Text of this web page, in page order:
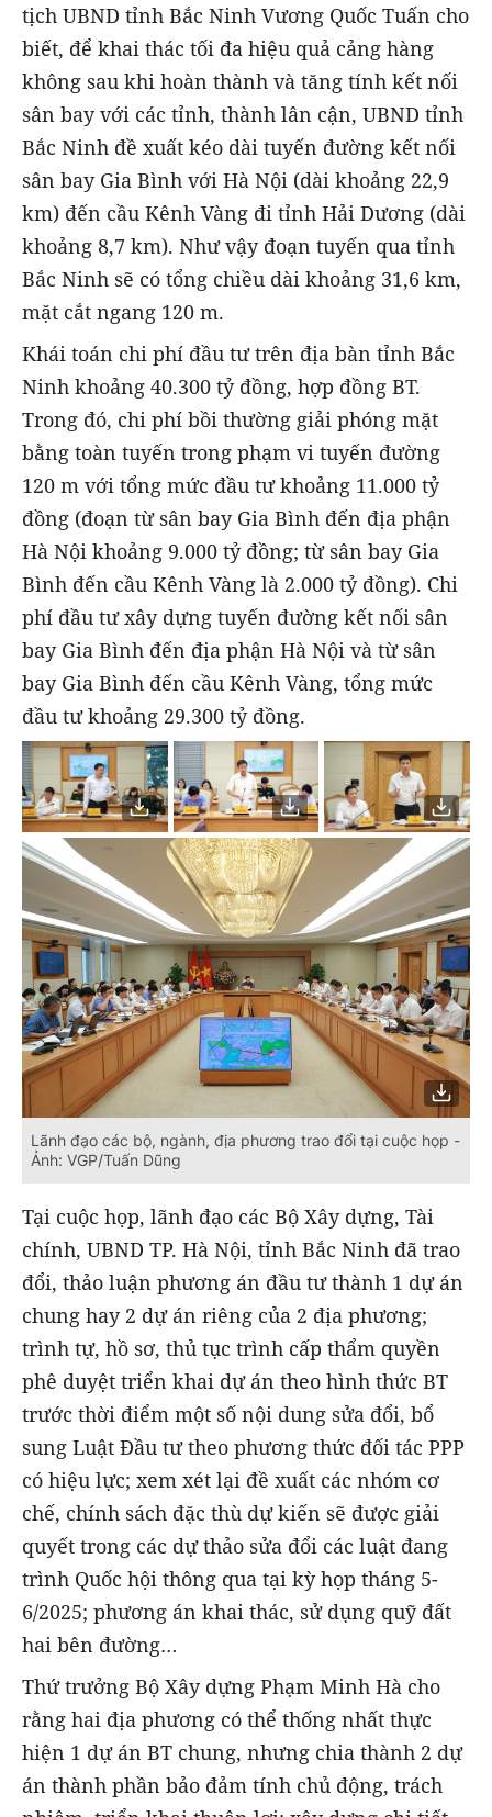
tịch UBND tỉnh Bắc Ninh Vương Quốc Tuấn cho
biết, để khai thác tối đa hiệu quả cảng hàng
không sau khi hoàn thành và tăng tính kết nối
sân bay với các tỉnh, thành lân cận, UBND tỉnh
Bắc Ninh đề xuất kéo dài tuyến đường kết nối
sân bay Gia Bình với Hà Nội (dài khoảng 22,9
km) đến cầu Kênh Vàng đi tỉnh Hải Dương (dài
khoảng 8,7 km). Như vậy đoạn tuyến qua tỉnh
Bắc Ninh sẽ có tổng chiều dài khoảng 31,6 km,
mặt cắt ngang 120 m.
Khái toán chi phí đầu tư trên địa bàn tỉnh Bắc
Ninh khoảng 40.300 tỷ đồng, hợp đồng BT.
Trong đó, chi phí bồi thường giải phóng mặt
bằng toàn tuyến trong phạm vi tuyến đường
120 m với tổng mức đầu tư khoảng 11.000 tỷ
đồng (đoạn từ sân bay Gia Bình đến địa phận
Hà Nội khoảng 9.000 tỷ đồng; từ sân bay Gia
Bình đến cầu Kênh Vàng là 2.000 tỷ đồng). Chi
phí đầu tư xây dựng tuyến đường kết nối sân
bay Gia Bình đến địa phận Hà Nội và từ sân
bay Gia Bình đến cầu Kênh Vàng, tổng mức
đầu tư khoảng 29.300 tỷ đồng.
Lãnh đạo các bộ, ngành, địa phương trao đổi tại cuộc họp -
Ảnh: VGP/Tuấn Dũng
Tại cuộc họp, lãnh đạo các Bộ Xây dựng, Tài
chính, UBND TP. Hà Nội, tỉnh Bắc Ninh đã trao
đổi, thảo luận phương án đầu tư thành 1 dự án
chung hay 2 dự án riêng của 2 địa phương;
trình tự, hồ sơ, thủ tục trình cấp thẩm quyền
phê duyệt triển khai dự án theo hình thức BT
trước thời điểm một số nội dung sửa đổi, bổ
sung Luật Đầu tư theo phương thức đối tác PPP
có hiệu lực; xem xét lại đề xuất các nhóm cơ
chế, chính sách đặc thù dự kiến sẽ được giải
quyết trong các dự thảo sửa đổi các luật đang
trình Quốc hội thông qua tại kỳ họp tháng 5-
6/2025; phương án khai thác, sử dụng quỹ đất
hai bên đường…
Thứ trưởng Bộ Xây dựng Phạm Minh Hà cho
rằng hai địa phương có thể thống nhất thực
hiện 1 dự án BT chung, nhưng chia thành 2 dự
án thành phần bảo đảm tính chủ động, trách